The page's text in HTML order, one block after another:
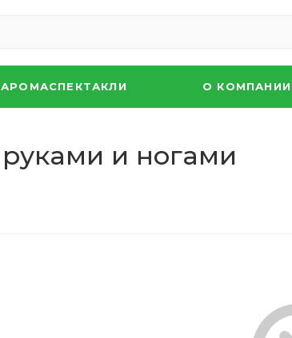
АРОМАСПЕКТАКЛИ О КОМПАНИИ
и ногами